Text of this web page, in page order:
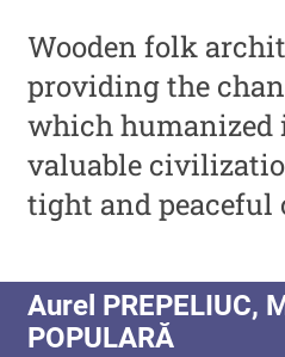
Acta Pangratia
Acta Pangratia I
Acta Pangratia II
Indexul Complet
Wooden folk
providing the
which humanized
valuable
tight and
Aurel PREPELIUC,
POPULARĂ